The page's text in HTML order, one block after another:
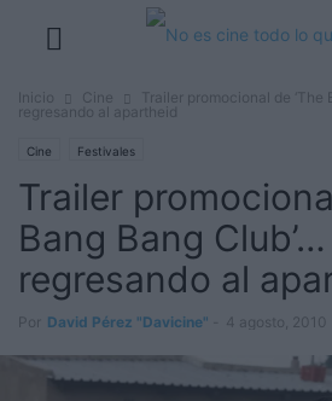
Inicio Cine
Trailer promocional de ‘The
regresando al apartheid
Cine Festivales
Trailer
Bang Bang Club’…
regresando al
Por David Pérez "Davicine" 4 agosto, 2010